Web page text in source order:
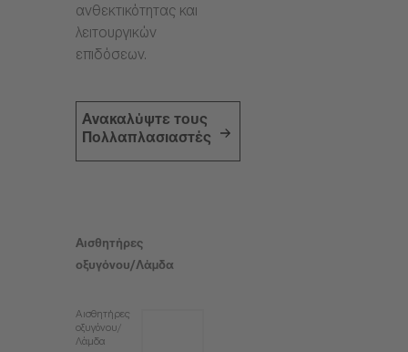
ανθεκτικότητας και
λειτουργικών
επιδόσεων.
Ανακαλύψτε τους
Πολλαπλασιαστές
Αισθητήρες
οξυγόνου/Λάμδα
Αισθητήρες
οξυγόνου/
Λάμδα